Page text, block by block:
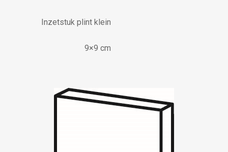
Inzetstuk plint klein
9×9 cm